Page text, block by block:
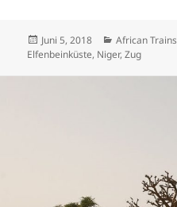
Veröffentlicht
am
Juni 5, 2018 Kategorien
African Trains
Elfenbeinküste, Niger,Zug